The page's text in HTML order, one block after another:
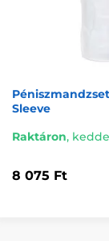
Sleeve
Raktáron,
8 075 Ft